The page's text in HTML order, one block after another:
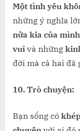
Một tình yêu
những ý nghĩa
nửa kia của mình
vui và những
đời mà cả hai đã
10. Trò chuyện:
Bạn sống có